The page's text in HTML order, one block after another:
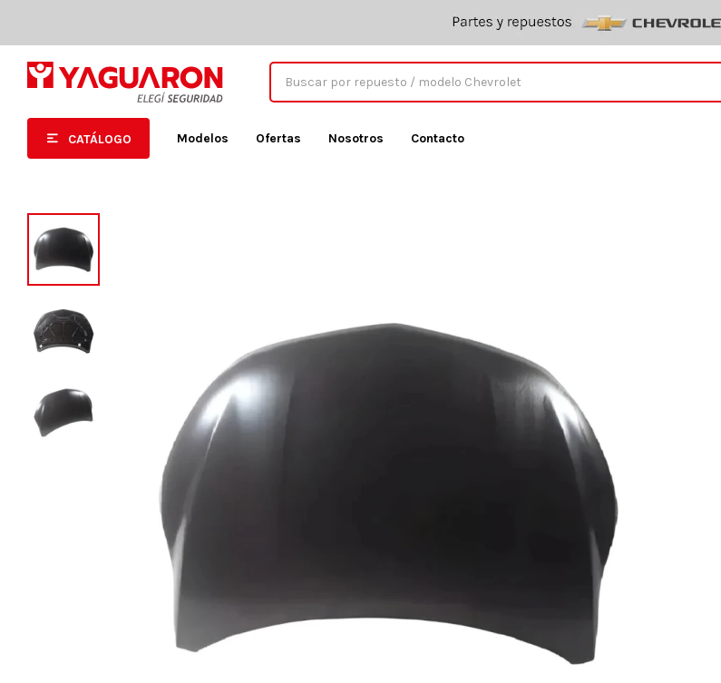
CATÁLOGO Modelos Ofertas Nosotros Contacto